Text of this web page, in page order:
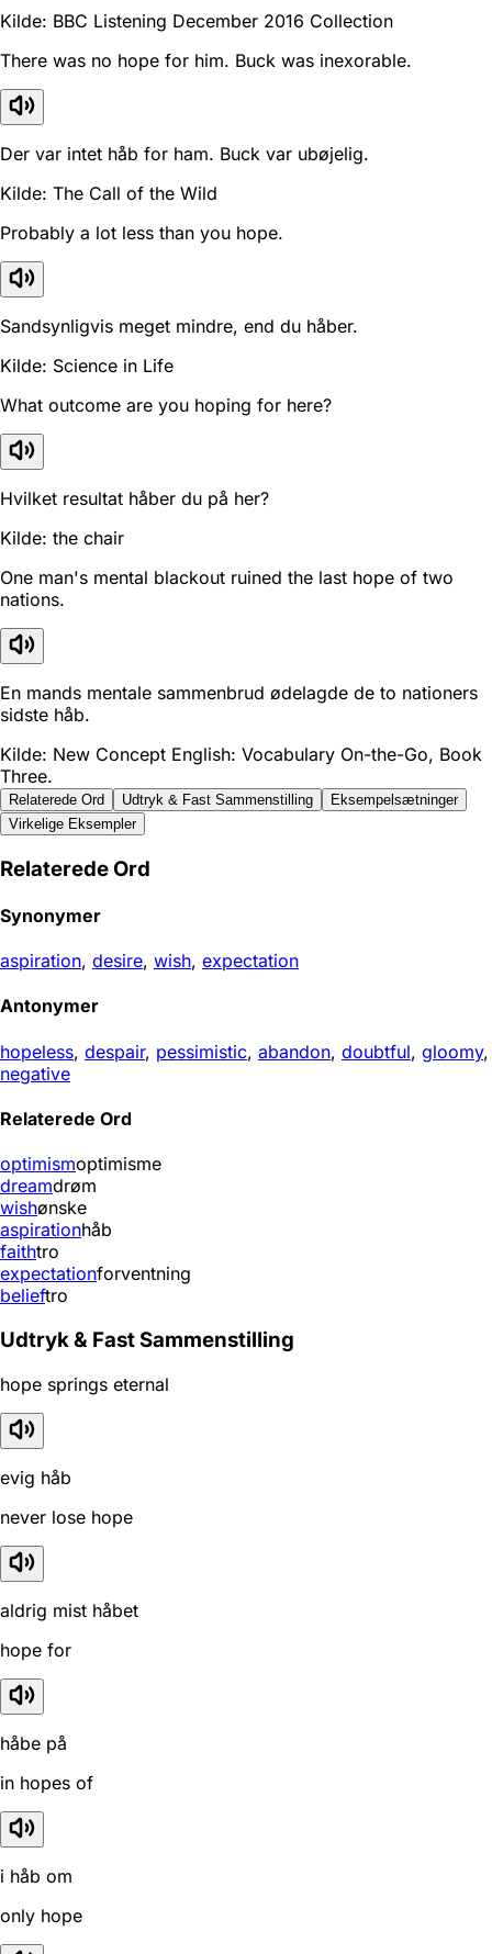
Kilde: BBC Listening December 2016 Collection
There was no hope for him. Buck was inexorable.
Der var intet håb for ham. Buck var ubøjelig.
Kilde: The Call of the Wild
Probably a lot less than you hope.
Sandsynligvis meget mindre, end du håber.
Kilde: Science in Life
What outcome are you hoping for here?
Hvilket resultat håber du på her?
Kilde: the chair
One man's mental blackout ruined the last hope of two
nations.
En mands mentale sammenbrud ødelagde de to nationers
sidste håb.
Kilde: New Concept English: Vocabulary On-the-Go, Book
Three.
Relaterede Ord Udtryk & Fast Sammenstilling
Eksempelsætninger
Virkelige Eksempler
Relaterede Ord
Synonymer
aspiration, desire, wish, expectation
Antonymer
hopeless, despair, pessimistic, abandon, doubtful, gloomy,
negative
Relaterede Ord
optimismoptimisme
dreamdrøm
wishønske
aspirationhåb
faithtro
expectationforventning
belieftro
Udtryk & Fast Sammenstilling
hope springs eternal
evig håb
never lose hope
aldrig mist håbet
hope for
håbe på
in hopes of
i håb om
only hope